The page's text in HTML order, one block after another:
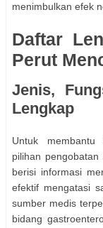
menimbulkan efek
Daftar
Perut
Jenis,
Lengkap
Untuk membantu
pilihan
berisi informasi
efektif mengatasi
sumber medis
bidang